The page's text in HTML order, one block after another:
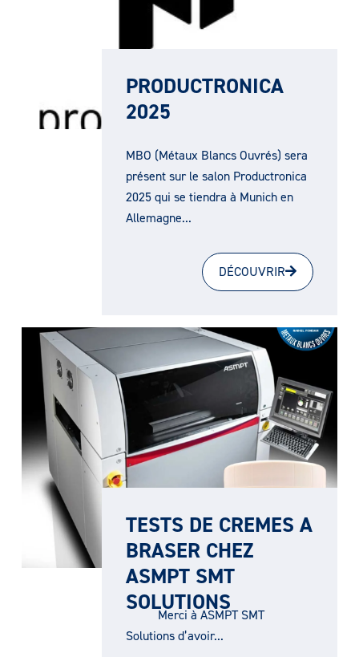
PRODUCTRONICA
2025
MBO (Métaux Blancs Ouvrés) sera
présent sur le salon Productronica
2025 qui se tiendra à Munich en
Allemagne...
DÉCOUVRIR
TESTS DE CREMES A
BRASER CHEZ
ASMPT SMT
SOLUTIONS
Merci à ASMPT SMT
Solutions d’avoir...